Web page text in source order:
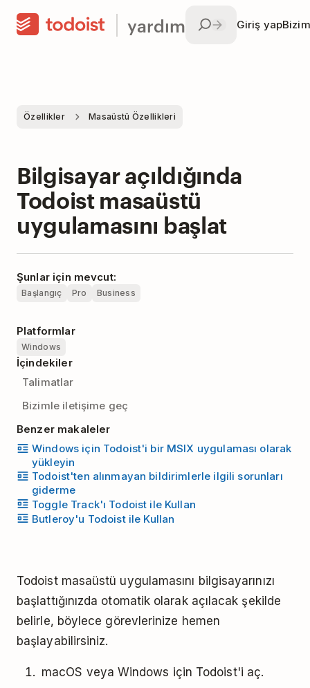
yardım Giriş yap
Özellikler Masaüstü Özellikleri
Bilgisayar açıldığında
Todoist masaüstü
uygulamasını başlat
Şunlar için mevcut:
Başlangıç Pro Business
Platformlar
Windows
İçindekiler
Talimatlar
Bizimle iletişime geç
Benzer makaleler
Windows için Todoist'i bir MSIX uygulaması olarak
yükleyin
Todoist'ten alınmayan bildirimlerle ilgili sorunları
giderme
Toggle Track'ı Todoist ile Kullan
Butleroy'u Todoist ile Kullan
Todoist masaüstü uygulamasını bilgisayarınızı
başlattığınızda otomatik olarak açılacak şekilde
belirle, böylece görevlerinize hemen
başlayabilirsiniz.
macOS veya Windows için Todoist'i aç.